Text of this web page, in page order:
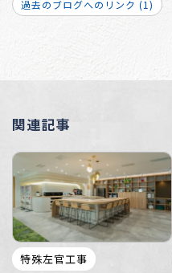
過去のブログへのリンク (1)
関連記事
特殊左官工事